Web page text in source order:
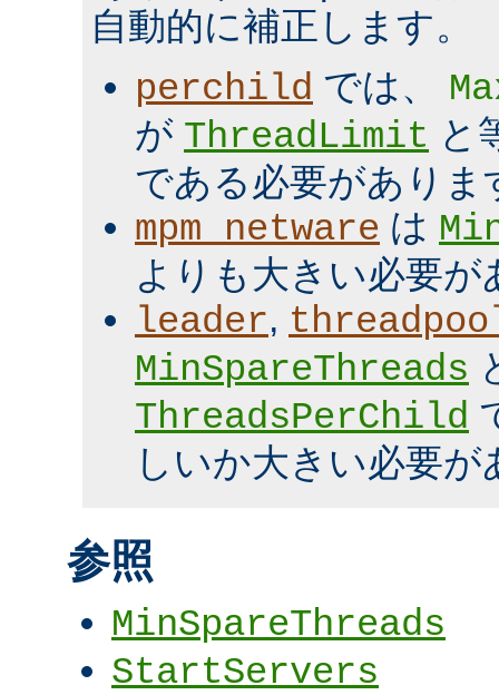
自動的に補正します。
perchild では、
が ThreadLimit と
である必要がありま
mpm_netware は
よりも大きい必要が
leader,
MinSpareThreads
ThreadsPerChild
しいか大きい必要が
参照
MinSpareThreads
StartServers